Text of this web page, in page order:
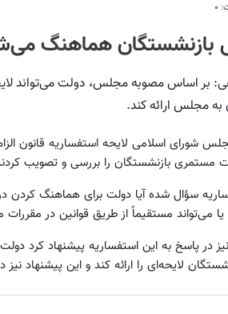
۰
بازنشستگان هماهنگ
بر اساس مصوبه مجلس، دولت می‌تواند
به مجلس ارائه کند.
شورای اسلامی لایحه استفساریه قانون
مستمری بازنشستگان را بررسی و تصویب
سؤال شده آیا دولت برای هماهنگ کردن
می‌تواند مستقیماً از طریق قوانین در
در پاسخ به این استفساریه پیشنهاد کرد
لایحه‌ای را ارائه کند و این پیشنهاد
پلاتینر تراپی: راه حل